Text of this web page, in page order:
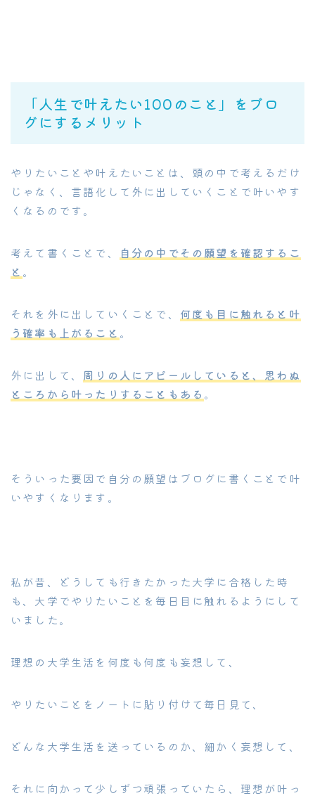
「人生で叶えたい100のこと」をブロ
グにするメリット
やりたいことや叶えたいことは、頭の中で考えるだけ
じゃなく、言語化して外に出していくことで叶いやす
くなるのです。
考えて書くことで、
自分の中でその願望を確認するこ
と 。
それを外に出していくことで、 何度も目に触れると叶
う確率も上がること 。
外に出して、 周りの人にアピールしていると、思わぬ
ところから叶ったりすることもある 。
そういった要因で自分の願望はブログに書くことで叶
いやすくなります。
私が昔、どうしても行きたかった大学に合格した時
も、大学でやりたいことを毎日目に触れるようにして
いました。
理想の大学生活を何度も何度も妄想して、
やりたいことをノートに貼り付けて毎日見て、
どんな大学生活を送っているのか、細かく妄想して、
それに向かって少しずつ頑張っていたら、理想が叶っ